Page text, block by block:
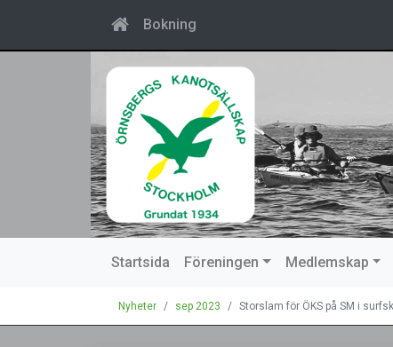
Bokning
Startsida Föreningen Medlemskap
Nyheter sep 2023 Storslam för ÖKS på SM i